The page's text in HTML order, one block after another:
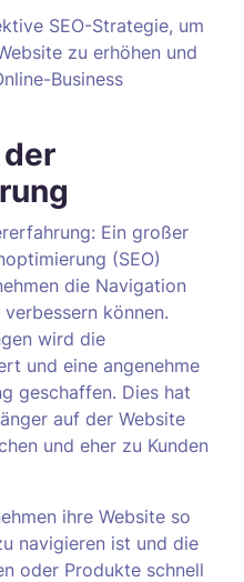
SEO-Strategie, um
zu erhöhen und
Business
Ein großer
(SEO)
die Navigation
können.
wird die
und eine angenehme
geschaffen. Dies hat
auf der Website
und eher zu Kunden
ihre Website so
navigieren ist und die
oder Produkte schnell